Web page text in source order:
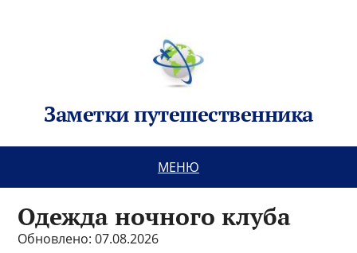
Заметки путешественника
МЕНЮ
Одежда ночного клуба
Обновлено: 07.08.2026